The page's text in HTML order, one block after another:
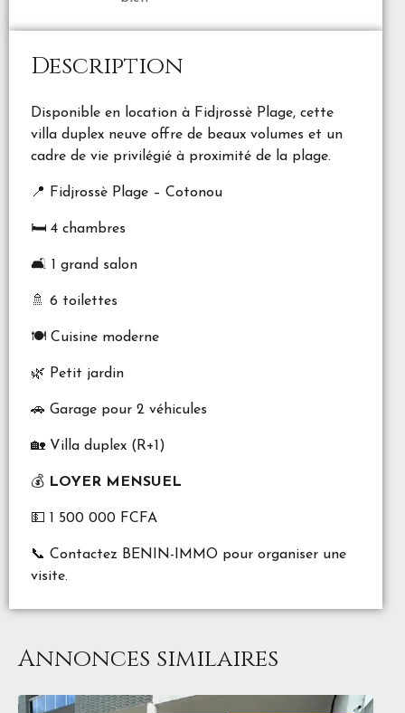
Description
Disponible en location à Fidjrossè Plage, cette
villa duplex neuve offre de beaux volumes et un
cadre de vie privilégié à proximité de la plage.
📍 Fidjrossè Plage – Cotonou
🛏️ 4 chambres
🛋️ 1 grand salon
🚿 6 toilettes
🍽️ Cuisine moderne
🌿 Petit jardin
🚗 Garage pour 2 véhicules
🏡 Villa duplex (R+1)
💰 LOYER MENSUEL
💵 1 500 000 FCFA
📞 Contactez BENIN-IMMO pour organiser une
visite.
Annonces similaires